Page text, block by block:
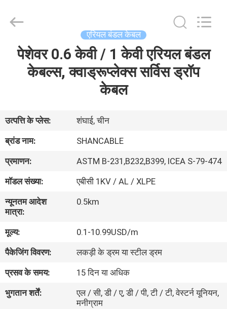
होम
वीडियो
दिखाएँ
हमारे
बारे
में
फैक्टरी
यात्रा
Cable
(Group)
Reserved.
एरियल बंडल केबल
पेशेवर 0.6 केवी / 1 केवी एरियल बंडल
केबल्स, क्वाड्रूप्लेक्स सर्विस ड्रॉप
केबल
उत्पत्ति के प्लेस:
शंघाई, चीन
ब्रांड नाम:
SHANCABLE
प्रमाणन:
ASTM B-231,B232,B399, ICEA S-79-474
मॉडल संख्या:
एबीसी 1KV / AL / XLPE
न्यूनतम आदेश
मात्रा:
0.5km
मूल्य:
0.1-10.99USD/m
पैकेजिंग विवरण:
लकड़ी के ड्रम या स्टील ड्रम
प्रसव के समय:
15 दिन या अधिक
भुगतान शर्तें:
एल / सी, डी / ए, डी / पी, टी / टी, वेस्टर्न यूनियन,
मनीग्राम